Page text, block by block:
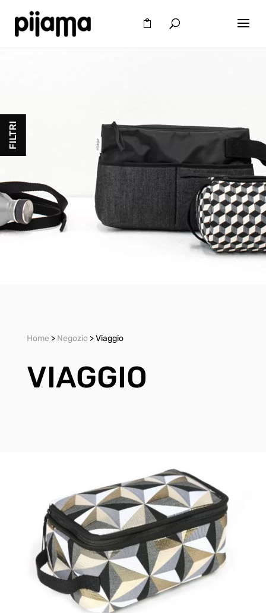
FILTRI
Home > Negozio> Viaggio
VIAGGIO